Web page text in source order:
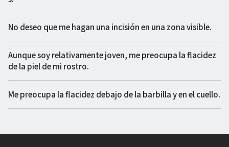
No deseo que me hagan una incisión en una zona visible.
Aunque soy relativamente joven, me preocupa la flacidez
de la piel de mi rostro.
Me preocupa la flacidez debajo de la barbilla y en el cuello.